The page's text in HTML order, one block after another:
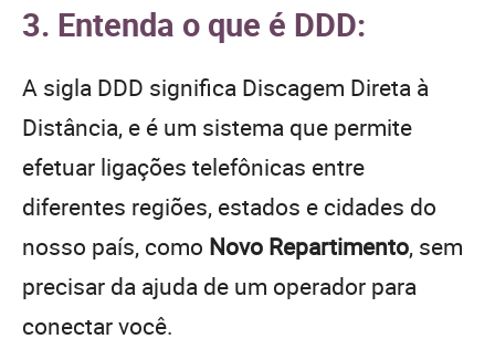
3. Entenda o que é DDD:
A sigla DDD significa Discagem Direta à
Distância, e é um sistema que permite
efetuar ligações telefônicas entre
diferentes regiões, estados e cidades do
nosso país, como Novo Repartimento, sem
precisar da ajuda de um operador para
conectar você.